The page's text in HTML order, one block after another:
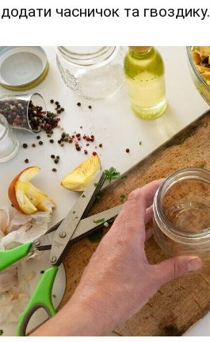
додати часничок та гвоздику.